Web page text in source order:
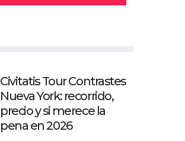
Civitatis Tour Contrastes
Nueva York: recorrido,
precio y si merece la
pena en 2026